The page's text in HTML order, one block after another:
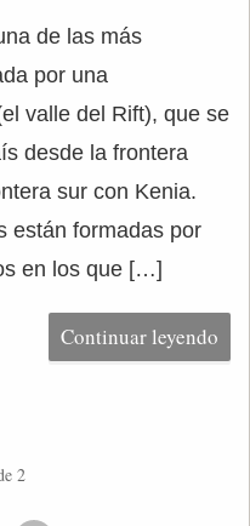
de las más
por una
valle del Rift), que se
desde la frontera
sur con Kenia.
están formadas por
en los que […]
Continuar leyendo
2